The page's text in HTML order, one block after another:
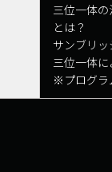
三位一体
とは？
サンブリ
三位一体に
※プログラ